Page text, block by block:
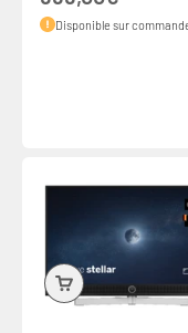
Disponible sur